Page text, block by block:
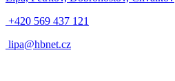
+420 569 437 121
lipa@hbnet.cz